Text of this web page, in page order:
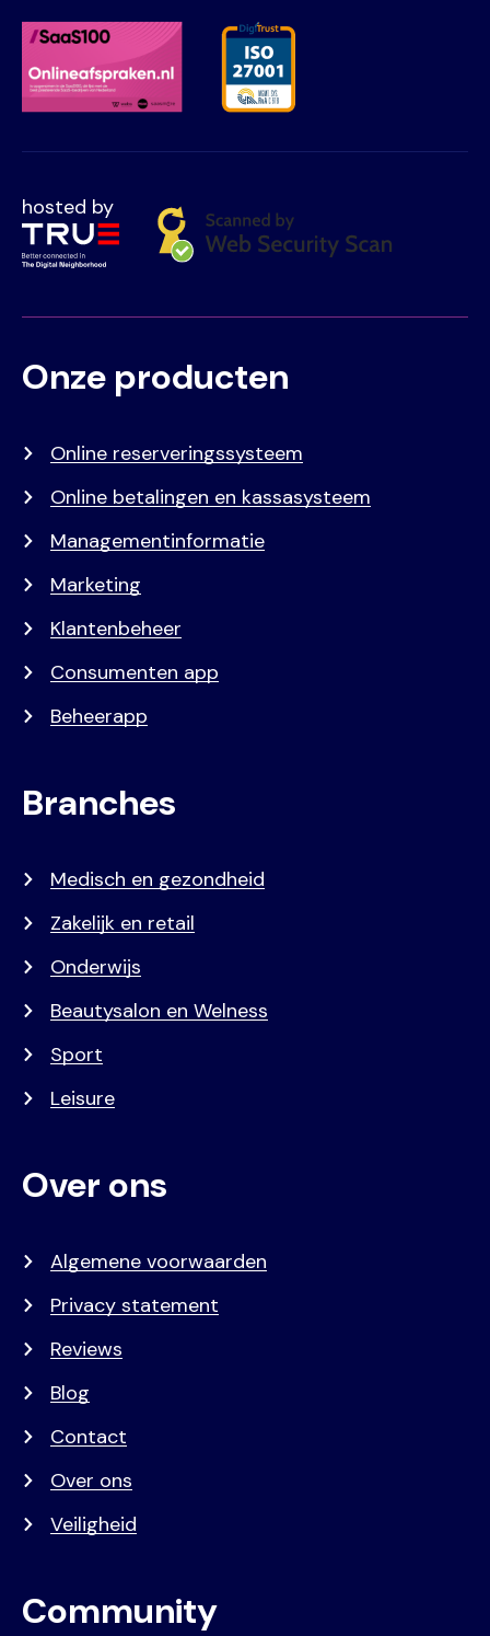
hosted by
Voet
Primair
Onze producten
Online reserveringssysteem
Online betalingen en kassasysteem
Managementinformatie
Marketing
Klantenbeheer
Consumenten app
Beheerapp
Branches
Medisch en gezondheid
Zakelijk en retail
Onderwijs
Beautysalon en Welness
Sport
Leisure
Over ons
Algemene voorwaarden
Privacy statement
Reviews
Blog
Contact
Over ons
Veiligheid
Community